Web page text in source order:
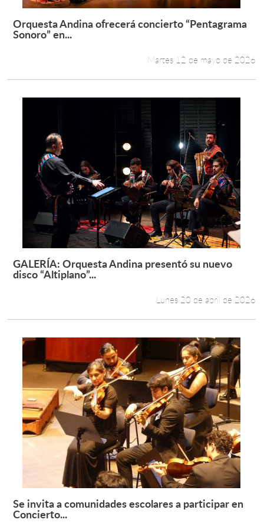
Leer más +
Orquesta Andina ofrecerá concierto “Pentagrama
Sonoro” en...
Martes 12 de mayo de 2026
Leer más +
GALERÍA: Orquesta Andina presentó su nuevo
disco “Altiplano”...
Lunes 20 de abril de 2026
Leer más +
Se invita a comunidades escolares a participar en
Concierto...